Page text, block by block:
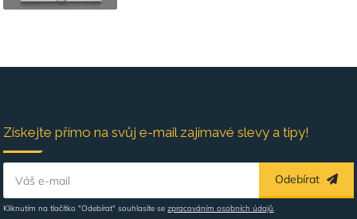
Získejte přímo na svůj e-mail zajímavé slevy a tipy!
Váš e-mail Odebírat
Kliknutím na tlačítko "Odebírat" souhlasíte sezpracováním osobních údajů.